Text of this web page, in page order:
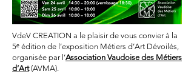
VdeV CREATION a le plaisir de vous convier à la
5ᵉ édition de l’exposition Métiers d’Art Dévoilés,
organisée par l’Association Vaudoise des Métiers
d’Art(AVMA).